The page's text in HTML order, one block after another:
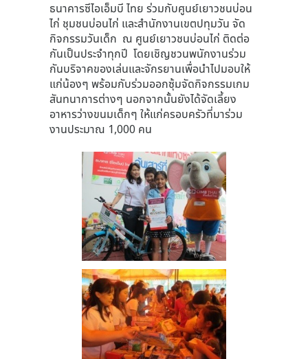
ธนาคารซีไอเอ็มบี ไทย ร่วมกับศูนย์เยาวชนบ่อน
ไก่ ชุมชนบ่อนไก่ และสำนักงานเขตปทุมวัน จัด
กิจกรรมวันเด็ก ณ ศูนย์เยาวชนบ่อนไก่ ติดต่อ
กันเป็นประจำทุกปี โดยเชิญชวนพนักงานร่วม
กันบริจาคของเล่นและจักรยานเพื่อนำไปมอบให้
แก่น้องๆ พร้อมกับร่วมออกซุ้มจัดกิจกรรมเกม
สันทนาการต่างๆ นอกจากนั้นยังได้จัดเลี้ยง
อาหารว่างขนมเด็กๆ ให้แก่ครอบครัวที่มาร่วม
งานประมาณ 1,000 คน